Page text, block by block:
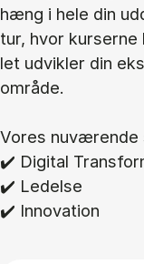
hæng i hele din
tur, hvor
let ud­vik­ler din
om­rå­de.
Vo­res nu­væ­ren­de
✔️ Di­gi­tal
✔️ Le­del­se
✔️ In­nova­tion